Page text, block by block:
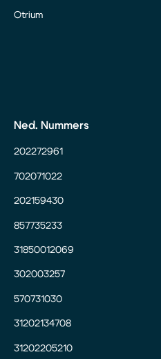
Otrium
Ned. Nummers
202272961
702071022
202159430
857735233
31850012069
302003257
570731030
31202134708
31202205210